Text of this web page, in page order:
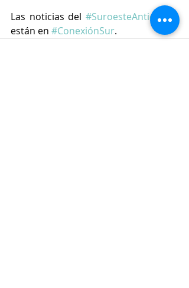
Las noticias del #SuroesteAntiqueño
están en #ConexiónSur.